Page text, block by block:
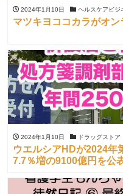
2024年1月10日 ヘルスケアビジ
マツキヨココカラがオ
2024年1月10日 ドラッグストア
ウエルシアHDが2024年
7.7％増の9100億円を公